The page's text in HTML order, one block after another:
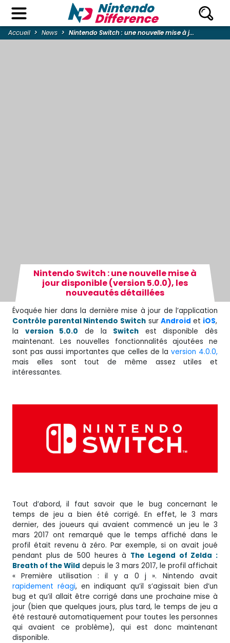
Accueil News Nintendo Switch : une nouvelle mise à j...
Nintendo Switch : une nouvelle mise à
jour disponible (version 5.0.0), les
nouveautés détaillées
Évoquée hier dans la dernière mise à jour de l’application
Contrôle parental Nintendo SwitchsurAndroid et iOS,
la version 5.0.0 de la Switch est disponible dès
maintenant. Les nouvelles fonctionnalités ajoutées ne
sont pas aussi importantes que celles de la version 4.0.0,
mais elles sont tout de même assez utiles et
intéressantes.
Tout d’abord, il faut savoir que le bug concernant le
temps de jeu a bien été corrigé. En effet, le 3 mars
dernier, des joueurs qui avaient commencé un jeu le 3
mars 2017 ont remarqué que le temps affiché dans le
profil était revenu à zéro. Par exemple, si on avait joué
pendant plus de 500 heures à The Legend of Zelda :
Breath of the Wild depuis le 3 mars 2017, le profil affichait
« Première utilisation : il y a 0 j ». Nintendo avait
rapidement réagi, en indiquant qu’il s’agissait bien d’un
bug et qu’il allait être corrigé dans une prochaine mise à
jour (bien que quelques jours, plus tard, le temps de jeu a
été restauré automatiquement pour toutes les personnes
qui avaient ce problème), qui est donc maintenant
disponible.